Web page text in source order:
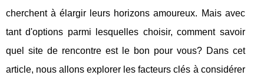
cherchent à élargir leurs horizons amoureux. Mais avec
tant d'options parmi lesquelles choisir, comment savoir
quel site de rencontre est le bon pour vous? Dans cet
article, nous allons explorer les facteurs clés à considérer